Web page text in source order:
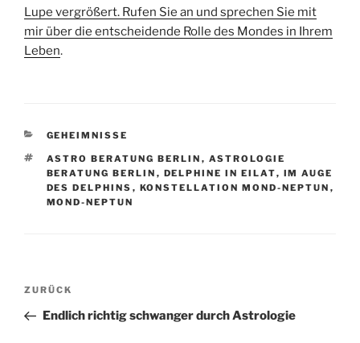
Lupe vergrößert. Rufen Sie an und sprechen Sie mit
mir über die entscheidende Rolle des Mondes in Ihrem
Leben.
KATEGORIEN
GEHEIMNISSE
SCHLAGWÖRTER
ASTRO BERATUNG BERLIN , ASTROLOGIE
BERATUNG BERLIN , DELPHINE IN EILAT, IM AUGE
DES DELPHINS , KONSTELLATION MOND-NEPTUN ,
MOND-NEPTUN
Beitragsnavigation
Vorheriger
Beitrag
ZURÜCK
Endlich richtig schwanger durch Astrologie